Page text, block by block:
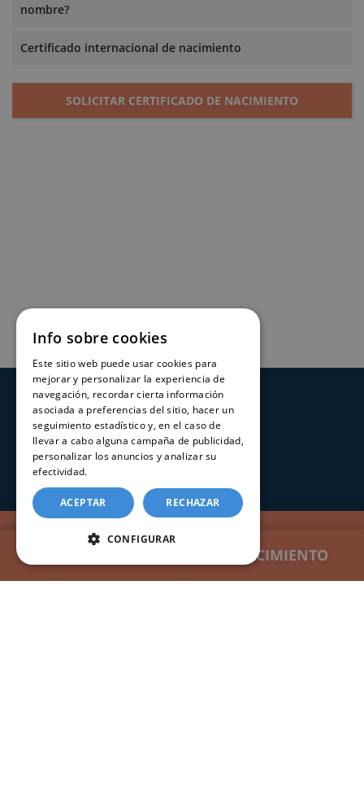
SOLICITAR EL CERTIFICADO DE NACIMIENTO EN
SOLICITAR CERTIFICADO DE NACIMIENTO
nombre?
Certificado internacional de nacimiento
SOLICITAR CERTIFICADO DE NACIMIENTO
SERVICIOS
Registros Civiles España
Contacte con nosotros
Consultar estado de un trámite
CERTIFICADOS
Info sobre cookies
Este sitio web puede usar cookies para
mejorar y personalizar la experiencia de
navegación, recordar cierta información
asociada a preferencias del sitio, hacer un
seguimiento estadístico y, en el caso de
llevar a cabo alguna campaña de publicidad,
personalizar los anuncios y analizar su
efectividad.
ACEPTAR RECHAZAR
CONFIGURAR